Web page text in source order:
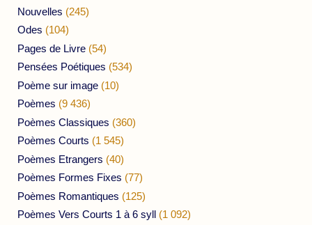
Nouvelles (245)
Odes (104)
Pages de Livre (54)
Pensées Poétiques (534)
Poème sur image (10)
Poèmes (9 436)
Poèmes Classiques (360)
Poèmes Courts (1 545)
Poèmes Etrangers (40)
Poèmes Formes Fixes (77)
Poèmes Romantiques (125)
Poèmes Vers Courts 1 à 6 syll (1 092)